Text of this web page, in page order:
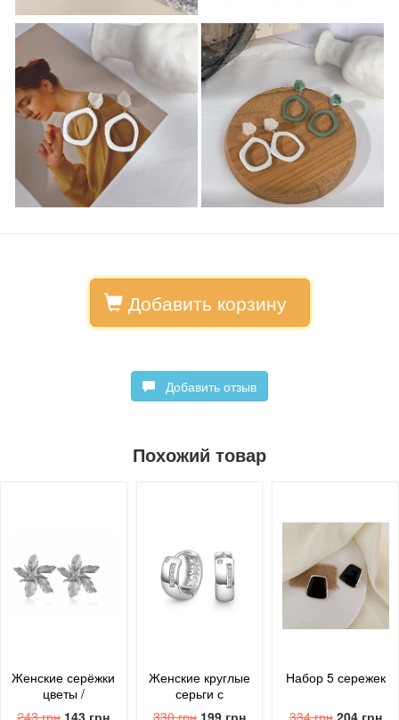
Добавить корзину
Добавить отзыв
Похожий товар
Женские серёжки
цветы /
серебристые
243 грн 143 грн
Женские круглые
серьги с
блестящим
330 грн 199 грн
Набор 5 сережек
334 грн 204 грн